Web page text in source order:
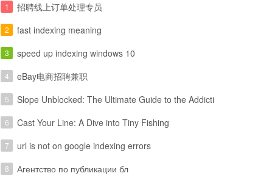
诚聘eBay订单处理员【海外华人】
1 招聘线上订单处理专员
2 fast indexing meaning
3 speed up indexing windows 10
4 eBay电商招聘兼职
5 Slope Unblocked: The Ultimate Guide to the Addicti
6 Cast Your Line: A Dive into Tiny Fishing
7 url is not on google indexing errors
8 Агентство по публикации бл